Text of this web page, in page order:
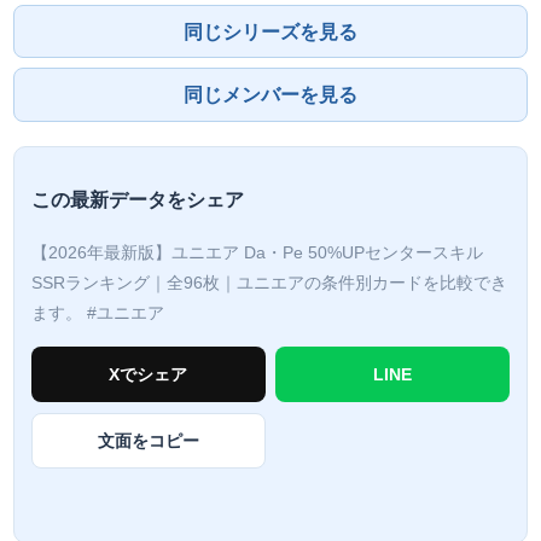
同じシリーズを見る
同じメンバーを見る
この最新データをシェア
【2026年最新版】ユニエア Da・Pe 50%UPセンタースキル
SSRランキング｜全96枚｜ユニエアの条件別カードを比較でき
ます。#ユニエア
Xでシェア LINE
文面をコピー